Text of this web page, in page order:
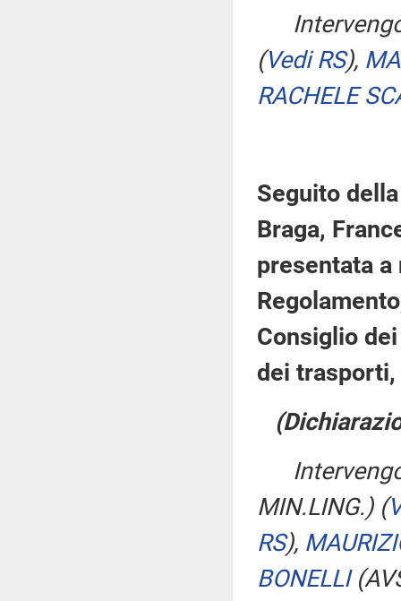
(Vedi RS),
RACHELE
Seguito
Braga,
presentata a
Consiglio
dei
MIN.LING.) (
RS),
BONELLI